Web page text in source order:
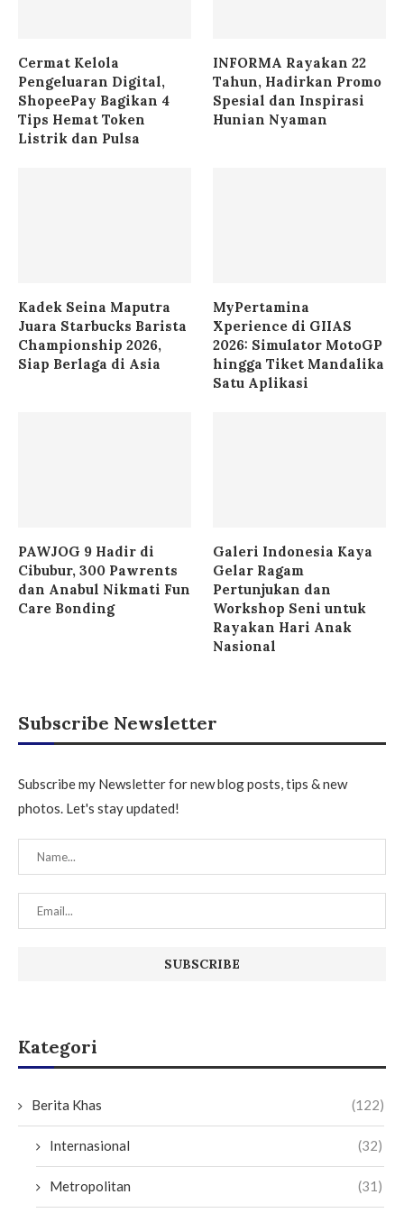
Cermat Kelola
Pengeluaran Digital,
ShopeePay Bagikan 4
Tips Hemat Token
Listrik dan Pulsa
INFORMA Rayakan 22
Tahun, Hadirkan Promo
Spesial dan Inspirasi
Hunian Nyaman
Kadek Seina Maputra
Juara Starbucks Barista
Championship 2026,
Siap Berlaga di Asia
MyPertamina
Xperience di GIIAS
2026: Simulator MotoGP
hingga Tiket Mandalika
Satu Aplikasi
PAWJOG 9 Hadir di
Cibubur, 300 Pawrents
dan Anabul Nikmati Fun
Care Bonding
Galeri Indonesia Kaya
Gelar Ragam
Pertunjukan dan
Workshop Seni untuk
Rayakan Hari Anak
Nasional
Subscribe Newsletter
Subscribe my Newsletter for new blog posts, tips & new
photos. Let's stay updated!
Kategori
Berita Khas (122)
Internasional (32)
Metropolitan (31)